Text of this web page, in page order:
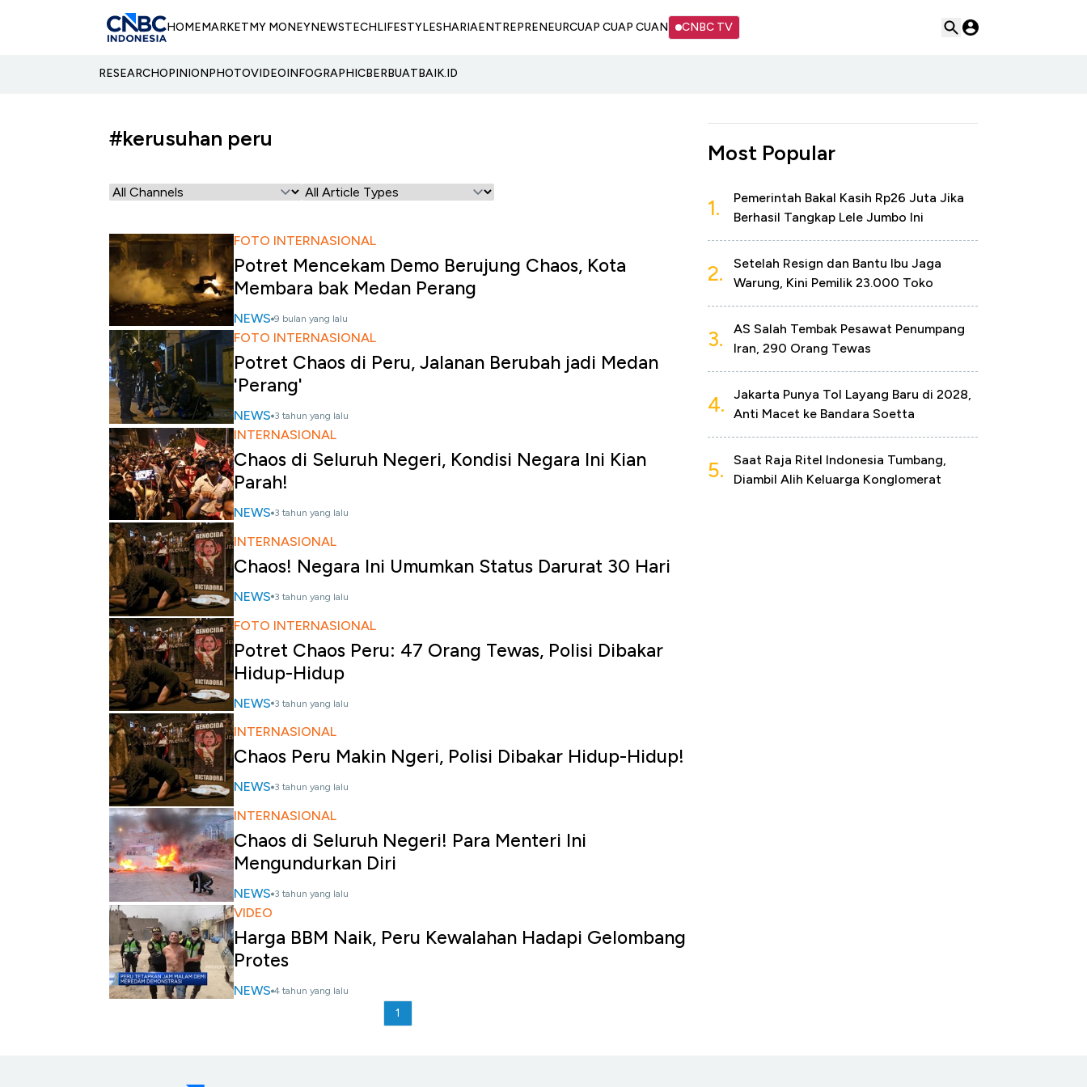
HOMEMARKETMY MONEYNEWSTECHLIFESTYLESHARIAENTREPRENEURCUAP CUAP CUAN CNBC TV
RESEARCHOPINIONPHOTOVIDEOINFOGRAPHICBERBUATBAIK.ID
#kerusuhan peru
FOTO INTERNASIONAL
Potret Mencekam Demo Berujung Chaos, Kota
Membara bak Medan Perang
NEWS 9 bulan yang lalu
FOTO INTERNASIONAL
Potret Chaos di Peru, Jalanan Berubah jadi Medan
'Perang'
NEWS 3 tahun yang lalu
INTERNASIONAL
Chaos di Seluruh Negeri, Kondisi Negara Ini Kian
Parah!
NEWS 3 tahun yang lalu
INTERNASIONAL
Chaos! Negara Ini Umumkan Status Darurat 30 Hari
NEWS 3 tahun yang lalu
FOTO INTERNASIONAL
Potret Chaos Peru: 47 Orang Tewas, Polisi Dibakar
Hidup-Hidup
NEWS 3 tahun yang lalu
INTERNASIONAL
Chaos Peru Makin Ngeri, Polisi Dibakar Hidup-Hidup!
NEWS 3 tahun yang lalu
INTERNASIONAL
Chaos di Seluruh Negeri! Para Menteri Ini
Mengundurkan Diri
NEWS 3 tahun yang lalu
VIDEO
Harga BBM Naik, Peru Kewalahan Hadapi Gelombang
Protes
NEWS 4 tahun yang lalu
1
Most Popular
1.
Pemerintah Bakal Kasih Rp26 Juta Jika
Berhasil Tangkap Lele Jumbo Ini
2.
Setelah Resign dan Bantu Ibu Jaga
Warung, Kini Pemilik 23.000 Toko
3.
AS Salah Tembak Pesawat Penumpang
Iran, 290 Orang Tewas
4.
Jakarta Punya Tol Layang Baru di 2028,
Anti Macet ke Bandara Soetta
5.
Saat Raja Ritel Indonesia Tumbang,
Diambil Alih Keluarga Konglomerat